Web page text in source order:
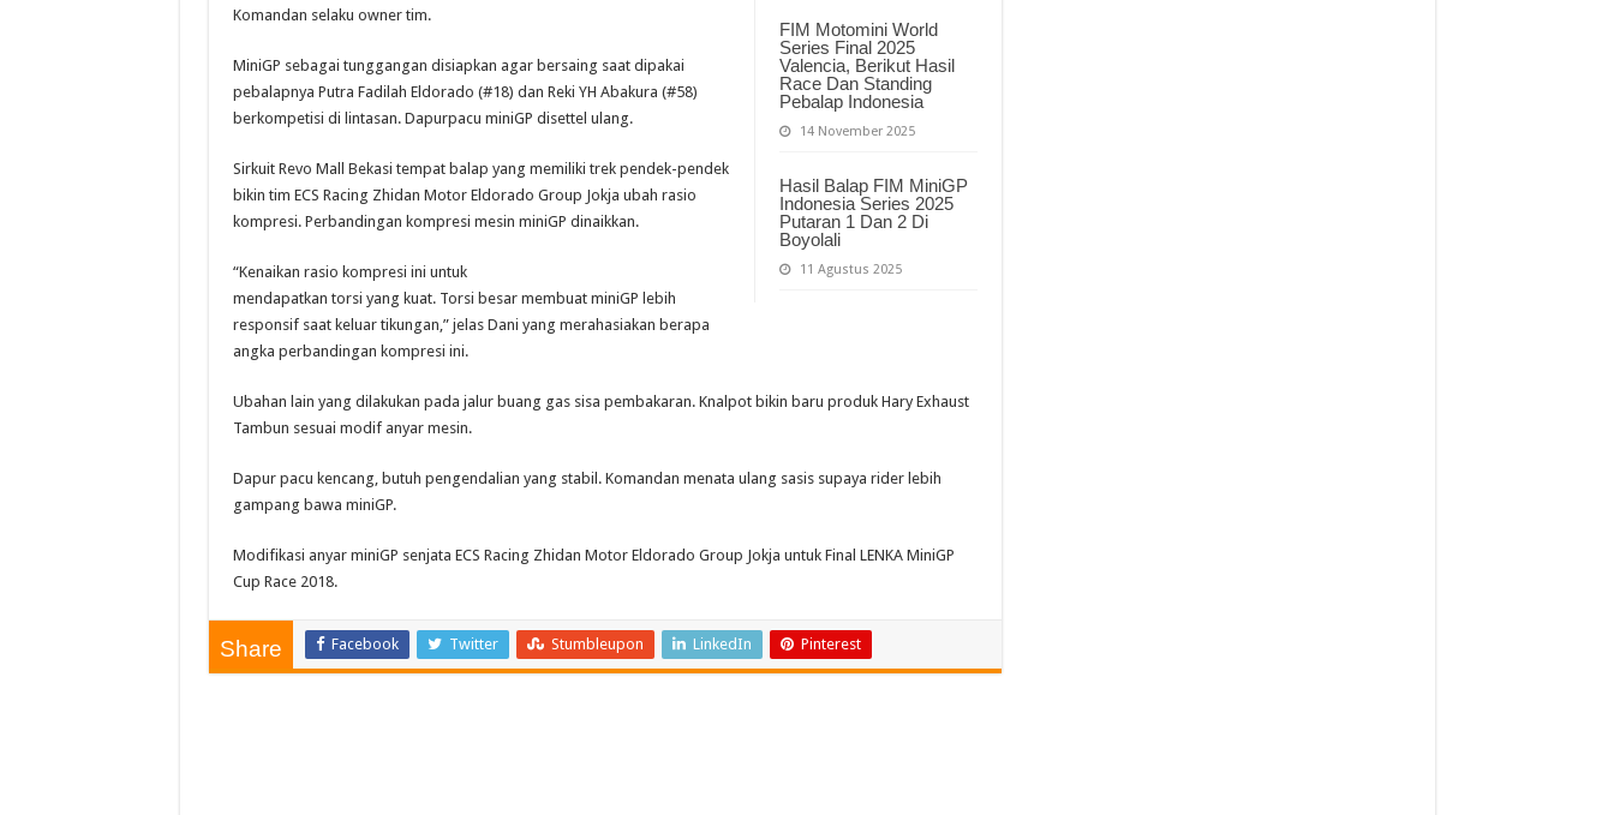
FIM Motomini World
Series Final 2025
Valencia, Berikut Hasil
Race Dan Standing
Pebalap Indonesia
14 November 2025
Hasil Balap FIM MiniGP
Indonesia Series 2025
Putaran 1 Dan 2 Di
Boyolali
11 Agustus 2025
Komandan selaku owner tim.
MiniGP sebagai tunggangan disiapkan agar bersaing saat dipakai
pebalapnya Putra Fadilah Eldorado (#18) dan Reki YH Abakura (#58)
berkompetisi di lintasan. Dapurpacu miniGP disettel ulang.
Sirkuit Revo Mall Bekasi tempat balap yang memiliki trek pendek-pendek
bikin tim ECS Racing Zhidan Motor Eldorado Group Jokja ubah rasio
kompresi. Perbandingan kompresi mesin miniGP dinaikkan.
“Kenaikan rasio kompresi ini untuk
mendapatkan torsi yang kuat. Torsi besar membuat miniGP lebih
responsif saat keluar tikungan,” jelas Dani yang merahasiakan berapa
angka perbandingan kompresi ini.
Ubahan lain yang dilakukan pada jalur buang gas sisa pembakaran. Knalpot bikin baru produk Hary Exhaust
Tambun sesuai modif anyar mesin.
Dapur pacu kencang, butuh pengendalian yang stabil. Komandan menata ulang sasis supaya rider lebih
gampang bawa miniGP.
Modifikasi anyar miniGP senjata ECS Racing Zhidan Motor Eldorado Group Jokja untuk Final LENKA MiniGP
Cup Race 2018.
Share Facebook Twitter Stumbleupon LinkedIn Pinterest